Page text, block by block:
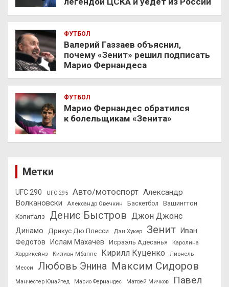
ФУТБОЛ
Валерий Газзаев объяснил,
почему «Зенит» решил подписать
Марио Фернандеса
ФУТБОЛ
Марио Фернандес обратился
к болельщикам «Зенита»
Метки
UFC 290 UFC 295 Авто/мотоспорт Александр
Волкановски
Александр Овечкин Баскетбол
Вашингтон
Кэпиталз
Денис Быстров Джон Джонс
Динамо Дрикус Дю Плесси Дэн Хукер Зенит
Иван
Федотов
Ислам Махачев Исраэль Адесанья
Каролина
Харрикейнз
Килиан Мбаппе Кирилл Куценко
Лионель
Месси
Любовь Энина Максим Сидоров
Манчестер Юнайтед Марио Фернандес Матвей Мичков
Павел